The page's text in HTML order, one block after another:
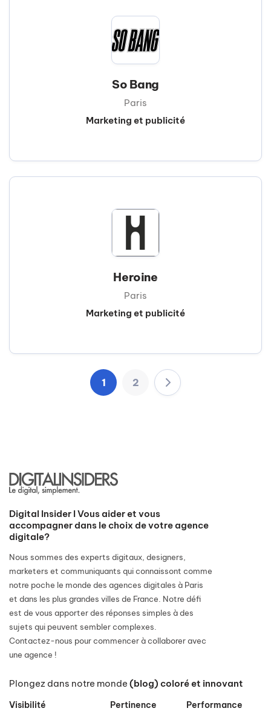
So Bang
Paris
Marketing et publicité
Heroine
Paris
Marketing et publicité
1 2
Digital Insider I Vous aider et vous
accompagner dans le choix de votre agence
digitale?
Nous sommes des experts digitaux, designers,
marketers et communiquants qui connaissont comme
notre poche le monde des agences digitales à Paris
et dans les plus grandes villes de France. Notre défi
est de vous apporter des réponses simples à des
sujets qui peuvent sembler complexes.
Contactez-nous pour commencer à collaborer avec
une agence !
Plongez dans notre monde (blog) coloré et innovant
Visibilité Pertinence Performance